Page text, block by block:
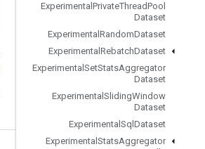
Experimental PrivateThreadPool
Dataset
Experimental RandomDataset
Experimental RebatchDataset
Experimental SetStatsAggregator
Dataset
Experimental SlidingWindow
Dataset
Experimental Sql Dataset
Experimental StatsAggregator